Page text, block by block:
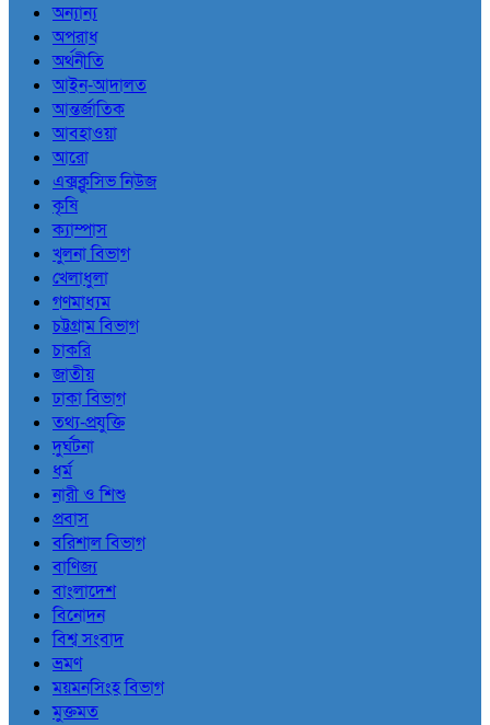
অন্যান্য
অপরাধ
অর্থনীতি
আইন-আদালত
আন্তর্জাতিক
আবহাওয়া
আরো
এক্সক্লুসিভ নিউজ
কৃষি
ক্যাম্পাস
খুলনা বিভাগ
খেলাধুলা
গণমাধ্যম
চট্টগ্রাম বিভাগ
চাকরি
জাতীয়
ঢাকা বিভাগ
তথ্য-প্রযুক্তি
দুর্ঘটনা
ধর্ম
নারী ও শিশু
প্রবাস
বরিশাল বিভাগ
বাণিজ্য
বাংলাদেশ
বিনোদন
বিশ্ব সংবাদ
ভ্রমণ
ময়মনসিংহ বিভাগ
মুক্তমত